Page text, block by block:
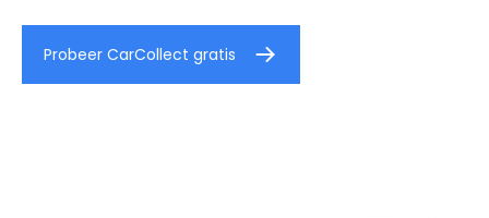
Probeer CarCollect gratis